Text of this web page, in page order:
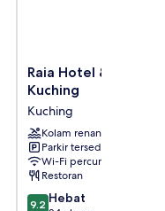
Raia
Hotel
Convention
Centre
Kuching
Kuching
Raia Hotel &
Kuching
Kuching
Kolam renang
Parkir tersedia
Wi-Fi percuma
Restoran
9.2
9.2 Hebat